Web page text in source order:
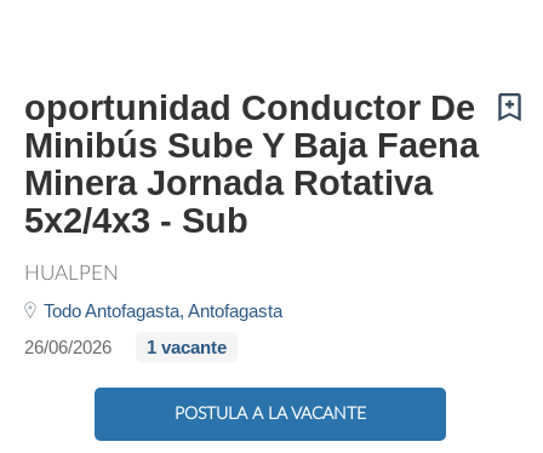
oportunidad Conductor De
Minibús Sube Y Baja Faena
Minera Jornada Rotativa
5x2/4x3 - Sub
HUALPEN
Todo Antofagasta, Antofagasta
26/06/2026
1 vacante
POSTULA A LA VACANTE